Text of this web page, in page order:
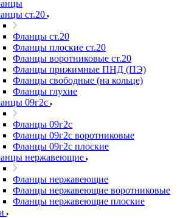
ст.20
Фланцы ст.20
Фланцы плоские ст.20
Фланцы воротниковые ст.20
Фланцы прижимные ПНД (ПЭ)
Фланцы свободные (на кольце)
Фланцы глухие
09г2с
Фланцы 09г2с
Фланцы 09г2с воротниковые
Фланцы 09г2с плоские
нержавеющие
Фланцы нержавеющие
Фланцы нержавеющие воротниковые
Фланцы нержавеющие плоские